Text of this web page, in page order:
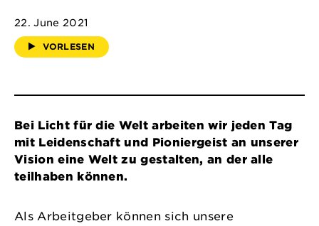
22. June 2021
VORLESEN
Bei Licht für die Welt arbeiten wir jeden Tag
mit Leidenschaft und Pioniergeist an unserer
Vision eine Welt zu gestalten, an der alle
teilhaben können.
Als Arbeitgeber können sich unsere